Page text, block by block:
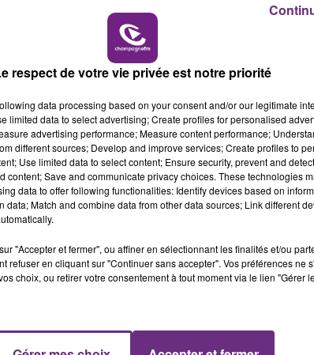
5h00 - 6h00
LE BEST OF DE LA FAMILLE
CHAMPAGNE FM
LE MAGASIN JOUÉCLUB DE REIMS FERME
SES PORTES
C'était l'une des institutions du centre-ville
rémois. Le magasin JouéClub est contraint de
fermer ses portes.
respect de votre vie privée est notre priorité
data processing based on your consent and/or our legitimate
limited data to select advertising; Create profiles for personalised
advertising performance; Measure content performance;
different sources; Develop and improve services; Create profiles to
Use limited data to select content; Ensure security, prevent and
content; Save and communicate privacy choices. These technologies
data to offer following functionalities: Identify devices based on
data; Match and combine data from other data sources; Link different
"Accepter et fermer", ou affiner en sélectionnant les finalités et/ou
refuser en cliquant sur "Continuer sans accepter". Vos préférences ne
choix, ou retirer votre consentement à tout moment via le lien "Gérer